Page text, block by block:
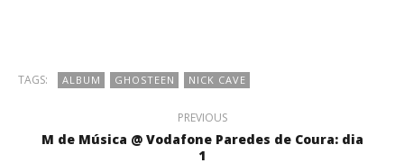
TAGS: ALBUM GHOSTEEN NICK CAVE
PREVIOUS
M de Música @ Vodafone Paredes de Coura: dia
1